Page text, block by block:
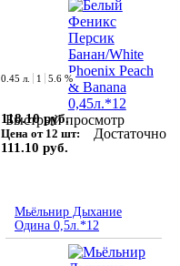
Быстрый просмотр
0.45 л. 1 5.6 %
118.10 руб.
Цена от 12 шт:
111.10 руб.
Достаточно
Мьёльнир Дыхание
Одина 0,5л.*12